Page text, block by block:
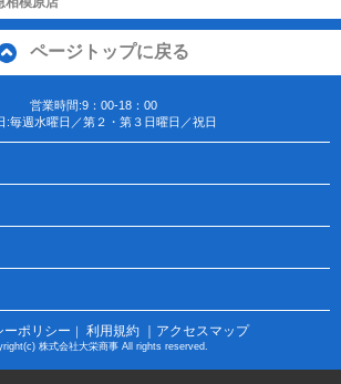
ページトップに戻る
営業時間:9：00-18：00
:毎週水曜日／第２・第３日曜日／祝日
ーポリシー ｜ 利用規約 ｜アクセスマップ
株式会社大栄商事 All rights reserved.